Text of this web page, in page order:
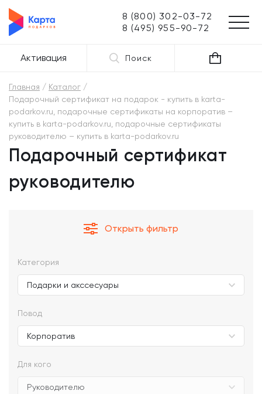
8 (800) 302-03-72
8 (495) 955-90-72
Активация Поиск
Главная
Каталог
Подарочный сертификат на подарок - купить в karta-
podarkov.ru, подарочные сертификаты на корпоратив –
купить в karta-podarkov.ru, подарочные сертификаты
руководителю – купить в karta-podarkov.ru
Подарочный сертификат
руководителю
Открыть фильтр
Категория
Повод
Для кого